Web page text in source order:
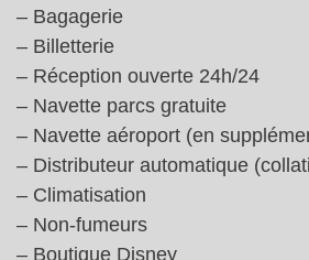
– Bagagerie
– Billetterie
– Réception ouverte 24h/24
– Navette parcs gratuite
– Navette aéroport (en
– Distributeur automatique
– Climatisation
– Non-fumeurs
– Boutique Disney